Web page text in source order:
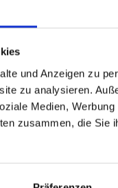
und Anzeigen zu
zu analysieren.
Medien,
zusammen, die Sie